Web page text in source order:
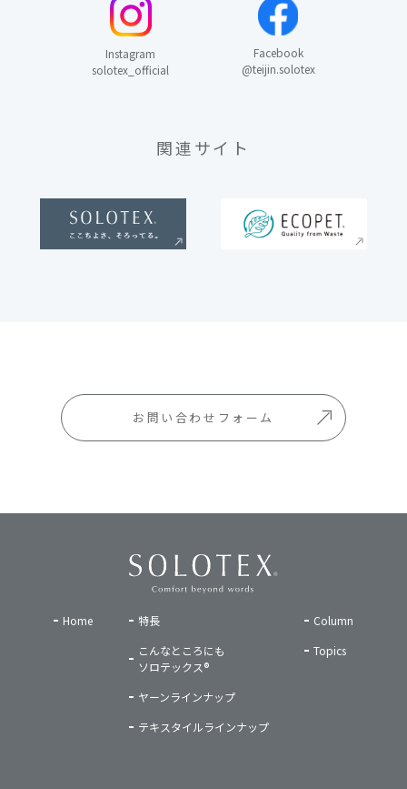
Instagram
solotex_official
Facebook
@teijin.solotex
関連サイト
お問い合わせフォーム
Home
特長
こんなところにも
ソロテックス®
ヤーンラインナップ
テキスタイルラインナップ
Column
Topics